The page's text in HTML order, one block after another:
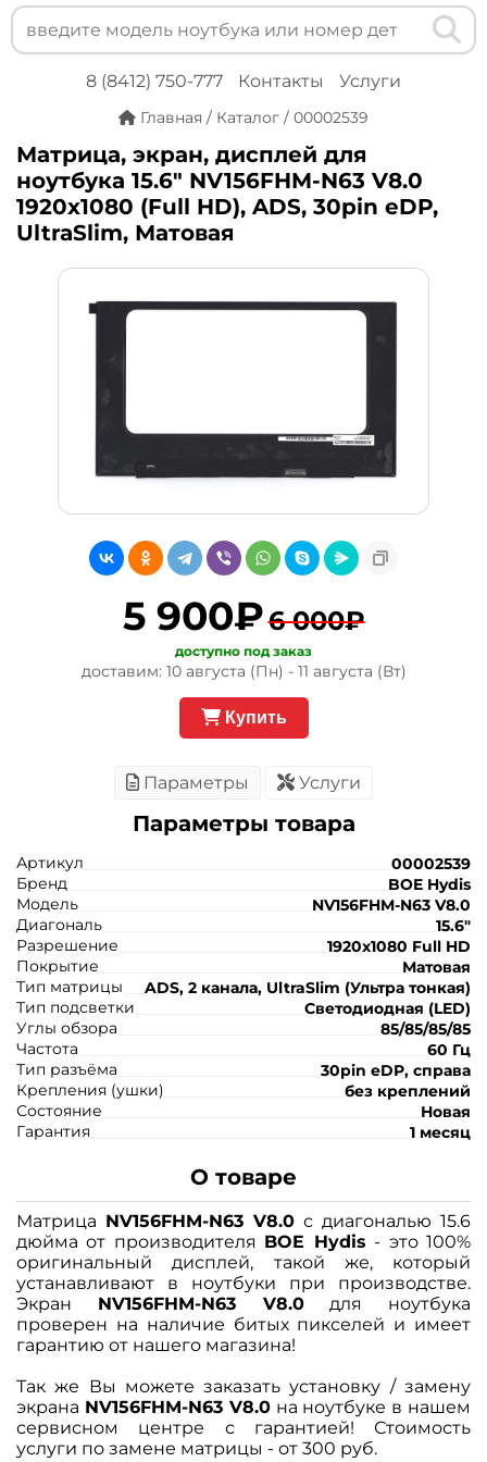
8 (8412) 750-777 Контакты Услуги
Главная / Каталог / 00002539
Матрица, экран, дисплей для
ноутбука 15.6" NV156FHM-N63 V8.0
1920x1080 (Full HD), ADS, 30pin eDP,
UltraSlim, Матовая
5 900₽6 000₽
доступно под заказ
доставим: 10 августа (Пн) - 11 августа (Вт)
Купить
Параметры Услуги
Параметры товара
Артикул
00002539
Бренд
BOE Hydis
Модель
NV156FHM-N63 V8.0
Диагональ
15.6"
Разрешение
1920x1080 Full HD
Покрытие
Матовая
Тип матрицы
ADS, 2 канала, UltraSlim (Ультра тонкая)
Тип подсветки
Светодиодная (LED)
Углы обзора
85/85/85/85
Частота
60 Гц
Тип разъёма
30pin eDP, справа
Крепления (ушки)
без креплений
Состояние
Новая
Гарантия
1 месяц
О товаре
Матрица NV156FHM-N63 V8.0 с диагональю 15.6
дюйма от производителя BOE Hydis - это 100%
оригинальный дисплей, такой же, который
устанавливают в ноутбуки при производстве.
Экран NV156FHM-N63 V8.0для ноутбука
проверен на наличие битых пикселей и имеет
гарантию от нашего магазина!
Так же Вы можете заказать установку / замену
экрана NV156FHM-N63 V8.0на ноутбуке в нашем
сервисном центре с гарантией! Стоимость
услуги по замене матрицы - от 300 руб.